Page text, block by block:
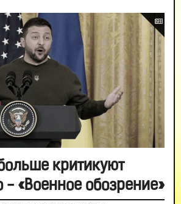
критикуют
- «Военное обозрение»